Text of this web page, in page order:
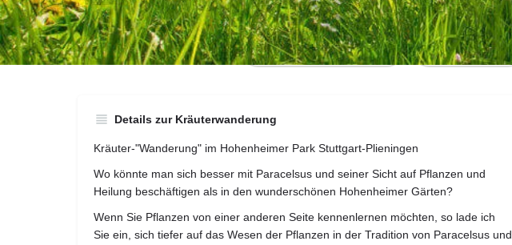
Direktnachricht senden zur Webseite
Details zur Kräuterwanderung
Kräuter-"Wanderung" im Hohenheimer Park Stuttgart-Plieningen
Wo könnte man sich besser mit Paracelsus und seiner Sicht auf Pflanzen und
Heilung beschäftigen als in den wunderschönen Hohenheimer Gärten?
Wenn Sie Pflanzen von einer anderen Seite kennenlernen möchten, so lade ich
Sie ein, sich tiefer auf das Wesen der Pflanzen in der Tradition von Paracelsus und